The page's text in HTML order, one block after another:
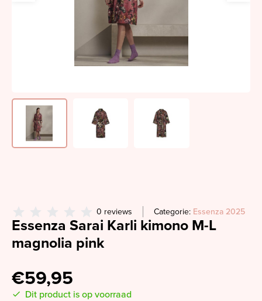
0 reviews Categorie: Essenza 2025
Essenza Sarai Karli kimono M-L
magnolia pink
€59,95
Dit product is op voorraad